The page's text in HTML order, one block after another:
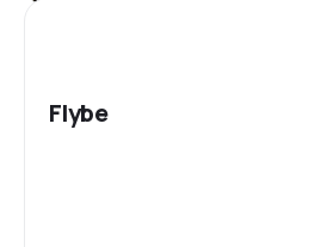
Flybe